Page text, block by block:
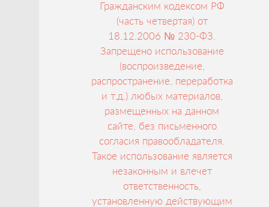
Гражданским кодексом РФ
(часть четвертая) от
18.12.2006 № 230-ФЗ.
Запрещено использование
(воспроизведение,
распространение, переработка
и т.д.) любых материалов,
размещенных на данном
сайте, без письменного
согласия правообладателя.
Такое использование является
незаконным и влечет
ответственность,
установленную действующим